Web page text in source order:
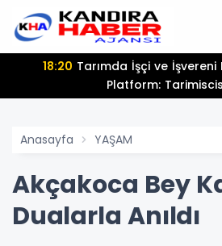
18:20
Platform:
Anasayfa YAŞAM
Akçakoca Bey
Dualarla Anıldı